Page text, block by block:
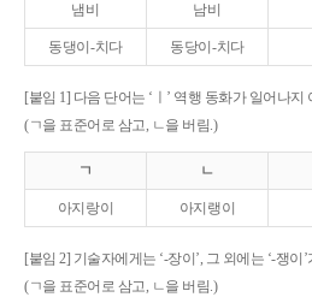
냄비 남비
동댕이-치다 동당이-치다
[붙임 1] 다음 단어는 ‘ㅣ’ 역행 동화가 일어나
(ㄱ을 표준어로 삼고, ㄴ을 버림.)
ㄱ ㄴ
아지랑이 아지랭이
[붙임 2] 기술자에게는 ‘-장이’, 그 외에는 ‘-쟁
(ㄱ을 표준어로 삼고, ㄴ을 버림.)